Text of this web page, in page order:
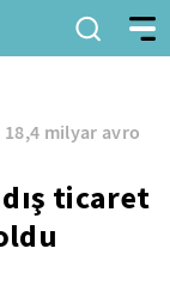
milyar avro
ticaret